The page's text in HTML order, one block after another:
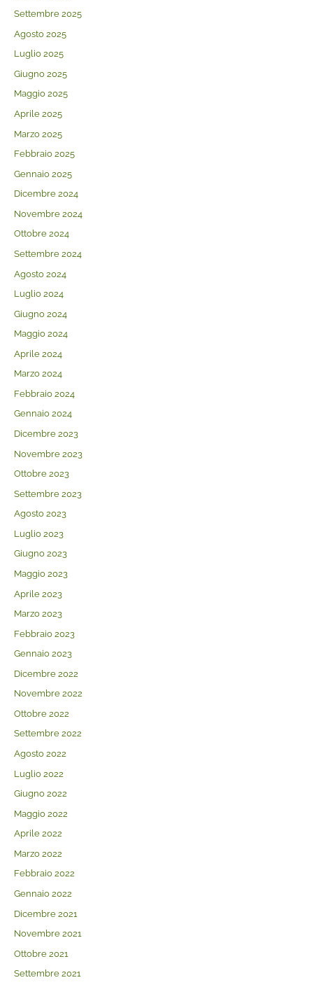
Settembre 2025
Agosto 2025
Luglio 2025
Giugno 2025
Maggio 2025
Aprile 2025
Marzo 2025
Febbraio 2025
Gennaio 2025
Dicembre 2024
Novembre 2024
Ottobre 2024
Settembre 2024
Agosto 2024
Luglio 2024
Giugno 2024
Maggio 2024
Aprile 2024
Marzo 2024
Febbraio 2024
Gennaio 2024
Dicembre 2023
Novembre 2023
Ottobre 2023
Settembre 2023
Agosto 2023
Luglio 2023
Giugno 2023
Maggio 2023
Aprile 2023
Marzo 2023
Febbraio 2023
Gennaio 2023
Dicembre 2022
Novembre 2022
Ottobre 2022
Settembre 2022
Agosto 2022
Luglio 2022
Giugno 2022
Maggio 2022
Aprile 2022
Marzo 2022
Febbraio 2022
Gennaio 2022
Dicembre 2021
Novembre 2021
Ottobre 2021
Settembre 2021